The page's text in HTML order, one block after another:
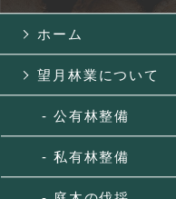
ホーム
望月林業について
- 公有林整備
- 私有林整備